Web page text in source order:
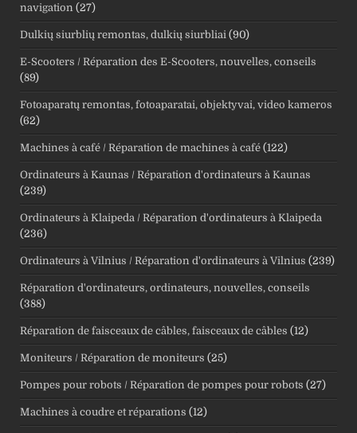
navigation (27)
Dulkių siurblių remontas, dulkių siurbliai (90)
E-Scooters / Réparation des E-Scooters, nouvelles, conseils
(89)
Fotoaparatų remontas, fotoaparatai, objektyvai, video kameros
(62)
Machines à café / Réparation de machines à café (122)
Ordinateurs à Kaunas / Réparation d'ordinateurs à Kaunas
(239)
Ordinateurs à Klaipeda / Réparation d'ordinateurs à Klaipeda
(236)
Ordinateurs à Vilnius / Réparation d'ordinateurs à Vilnius (239)
Réparation d'ordinateurs, ordinateurs, nouvelles, conseils
(388)
Réparation de faisceaux de câbles, faisceaux de câbles (12)
Moniteurs / Réparation de moniteurs (25)
Pompes pour robots / Réparation de pompes pour robots (27)
Machines à coudre et réparations (12)